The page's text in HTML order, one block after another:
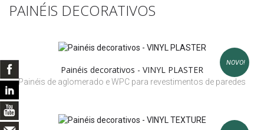
PAINÉIS DECORATIVOS
NOVO!
Painéis decorativos - VINYL PLASTER
Painéis de aglomerado e WPC para revestimentos de paredes